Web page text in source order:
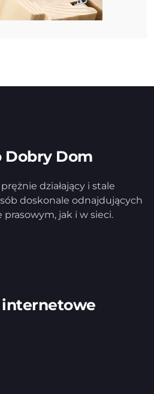
Dom
działający i stale
doskonale odnajdujących
jak i w sieci.
internetowe